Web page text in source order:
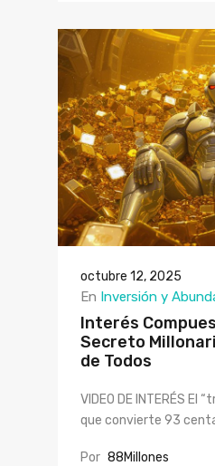
octubre 12, 2025
En Inversión y
Interés
Secreto
de Todos
VIDEO DE INTERÉS El
que convierte 93
Por 88Millones